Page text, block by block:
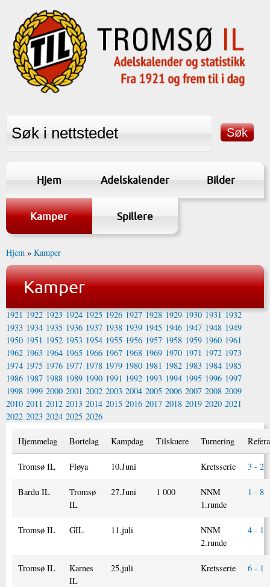
Hjem Adelskalender Bilder
Kamper Spillere
Hjem » Kamper
Kamper
1921 1922 1923 1924 1925 1926 1927 1928 1929 1930 1931 1932
1933 1934 1935 1936 1937 1938 1939 1945 1946 1947 1948 1949
1950 1951 1952 1953 1954 1955 1956 1957 1958 1959 1960 1961
1962 1963 1964 1965 1966 1967 1968 1969 1970 1971 1972 1973
1974 1975 1976 1977 1978 1979 1980 1981 1982 1983 1984 1985
1986 1987 1988 1989 1990 1991 1992 1993 1994 1995 1996 1997
1998 1999 2000 2001 2002 2003 2004 2005 2006 2007 2008 2009
2010 2011 2012 2013 2014 2015 2016 2017 2018 2019 2020 2021
2022 2023 2024 2025 2026
Hjemmelag Bortelag Kampdag Tilskuere Turnering
Tromsø IL Fløya 10.Juni Kretsserie 3 - 2
Bardu IL
Tromsø
IL
27.Juni 1 000
NNM
1.runde
1 - 8
Tromsø IL GIL 11.juli
NNM
2.runde
4 - 1
Tromsø IL
Karnes
IL
25.juli Kretsserie 6 - 1